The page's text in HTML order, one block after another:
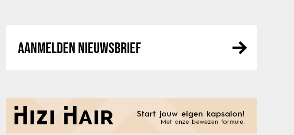
AANMELDEN NIEUWSBRIEF